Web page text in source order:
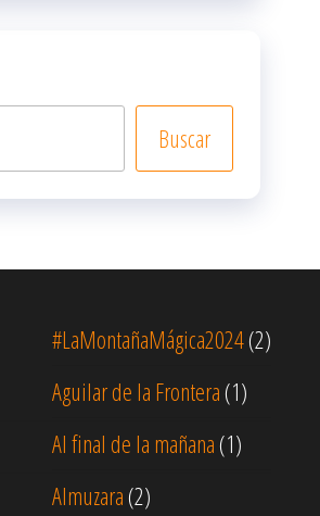
Buscar
#LaMontañaMágica2024(2)
Aguilar de la Frontera (1)
Al final de la mañana (1)
Almuzara (2)